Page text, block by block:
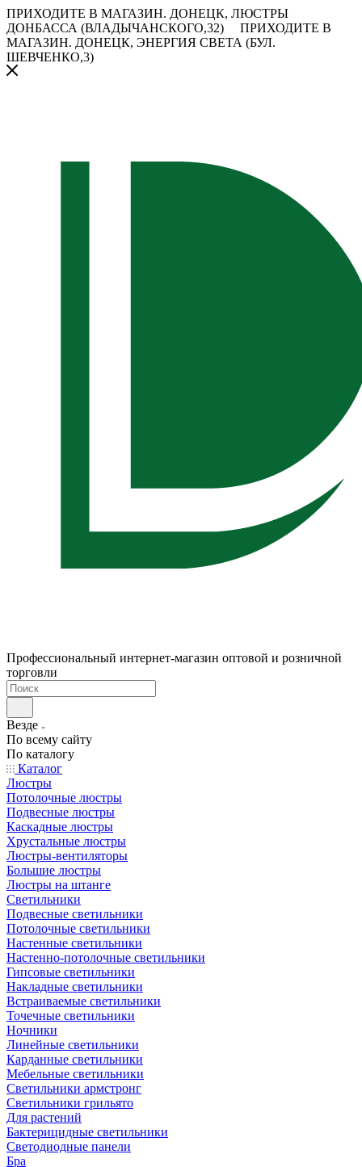
ПРИХОДИТЕ В МАГАЗИН. ДОНЕЦК, ЛЮСТРЫ
ДОНБАССА (ВЛАДЫЧАНСКОГО,32)
ПРИХОДИТЕ В
МАГАЗИН. ДОНЕЦК, ЭНЕРГИЯ СВЕТА (БУЛ.
ШЕВЧЕНКО,3)
Профессиональный интернет-магазин оптовой и розничной
торговли
Везде
По всему сайту
По каталогу
Каталог
Люстры
Потолочные люстры
Подвесные люстры
Каскадные люстры
Хрустальные люстры
Люстры-вентиляторы
Большие люстры
Люстры на штанге
Светильники
Подвесные светильники
Потолочные светильники
Настенные светильники
Настенно-потолочные светильники
Гипсовые светильники
Накладные светильники
Встраиваемые светильники
Точечные светильники
Ночники
Линейные светильники
Карданные светильники
Мебельные светильники
Светильники армстронг
Светильники грильято
Для растений
Бактерицидные светильники
Светодиодные панели
Бра